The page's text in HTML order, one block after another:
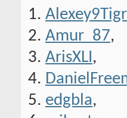
Amur_87,
ArisXLI ,
edgbla,